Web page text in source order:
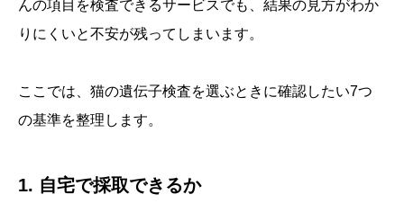
んの項目を検査できるサービスでも、結果の見方がわか
りにくいと不安が残ってしまいます。
ここでは、猫の遺伝子検査を選ぶときに確認したい7つ
の基準を整理します。
1. 自宅で採取できるか